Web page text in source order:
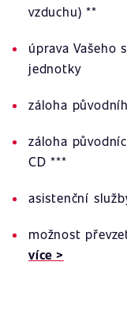
vzduchu) **
úprava Vašeho
jednotky
záloha
záloha
CD ***
asistenční
možnost
více >